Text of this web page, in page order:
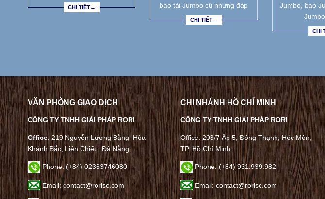
CHI TIẾT→
bao tải Jumbo cũ nhưng đáp
CHI TIẾT→
Jumbo, bao
CHI
VĂN PHÒNG GIAO DỊCH
CÔNG TY TNHH GIẢI PHÁP RORI
Office: 219 Nguyễn Lương Bằng, Hòa
Khánh Bắc, Liên Chiểu, Đà Nẵng
Phone: (+84) 02363746080
Email: contact@rorisc.com
CHI NHÁNH HỒ CHÍ MINH
CÔNG TY TNHH GIẢI PHÁP RORI
Office: 203/7 Ấp 5, Đông Thạnh, Hóc Môn,
TP. Hồ Chí Minh
Phone: (+84) 931.939.982
Email: contact@rorisc.com